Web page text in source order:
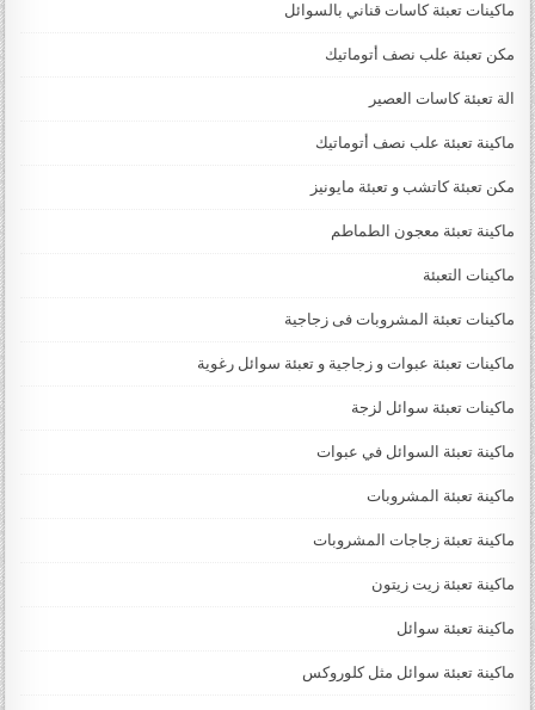
ماكينات تعبئة كاسات قناني بالسوائل
مكن تعبئة علب نصف أتوماتيك
الة تعبئة كاسات العصير
ماكينة تعبئة علب نصف أتوماتيك
مكن تعبئة كاتشب و تعبئة مايونيز
ماكينة تعبئة معجون الطماطم
ماكينات التعبئة
ماكينات تعبئة المشروبات فى زجاجية
ماكينات تعبئة عبوات و زجاجية و تعبئة سوائل رغوية
ماكينات تعبئة سوائل لزجة
‏‏‏ماكينة تعبئة السوائل في عبوات
ماكينة تعبئة المشروبات
ماكينة تعبئة زجاجات المشروبات
ماكينة تعبئة زيت زيتون
ماكينة تعبئة سوائل
ماكينة تعبئة سوائل مثل كلوروكس